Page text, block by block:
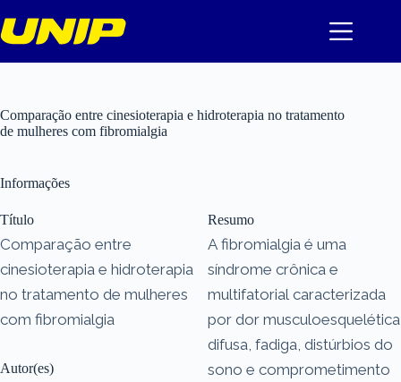
para
o
Comparação entre cinesioterapia e hidroterapia no tratamento
de mulheres com fibromialgia
Informações
Título
Comparação entre
cinesioterapia e hidroterapia
no tratamento de mulheres
com fibromialgia
Autor(es)
Resumo
A fibromialgia é uma
síndrome crônica e
multifatorial caracterizada
por dor musculoesquelética
difusa, fadiga, distúrbios do
sono e comprometimento